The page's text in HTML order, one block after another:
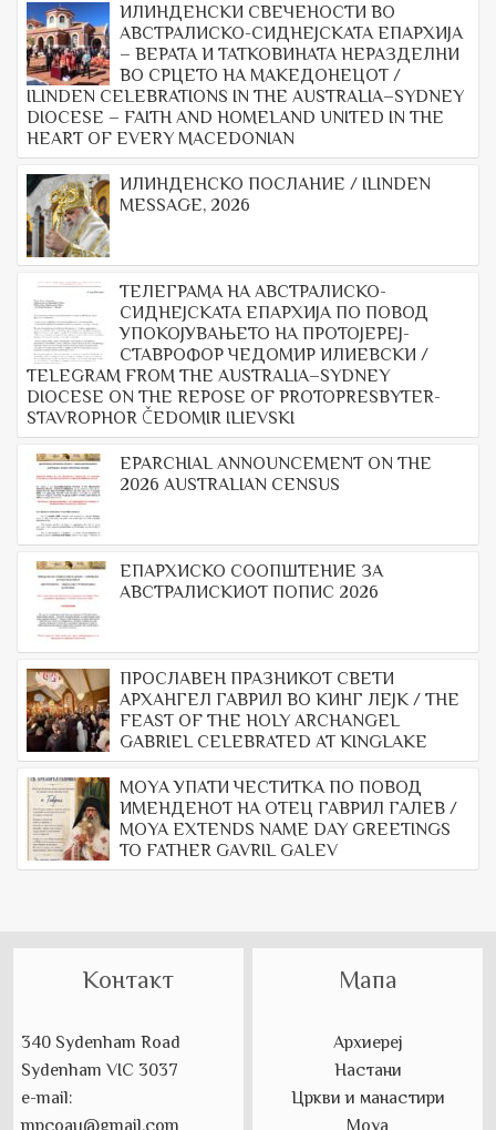
ИЛИНДЕНСКИ СВЕЧЕНОСТИ ВО
АВСТРАЛИСКО-СИДНЕЈСКАТА ЕПАРХИЈА
– ВЕРАТА И ТАТКОВИНАТА НЕРАЗДЕЛНИ
ВО СРЦЕТО НА МАКЕДОНЕЦОТ /
ILINDEN CELEBRATIONS IN THE AUSTRALIA–SYDNEY
DIOCESE – FAITH AND HOMELAND UNITED IN THE
HEART OF EVERY MACEDONIAN
ИЛИНДЕНСКО ПОСЛАНИЕ / ILINDEN
MESSAGE, 2026
ТЕЛЕГРАМА НА АВСТРАЛИСКО-
СИДНЕЈСКАТА ЕПАРХИЈА ПО ПОВОД
УПОКОЈУВАЊЕТО НА ПРОТОЈЕРЕЈ-
СТАВРОФОР ЧЕДОМИР ИЛИЕВСКИ /
TELEGRAM FROM THE AUSTRALIA–SYDNEY
DIOCESE ON THE REPOSE OF PROTOPRESBYTER-
STAVROPHOR ČEDOMIR ILIEVSKI
EPARCHIAL ANNOUNCEMENT ON THE
2026 AUSTRALIAN CENSUS
ЕПАРХИСКО СООПШТЕНИЕ ЗА
АВСТРАЛИСКИОТ ПОПИС 2026
ПРОСЛАВЕН ПРАЗНИКОТ СВЕТИ
АРХАНГЕЛ ГАВРИЛ ВО КИНГ ЛЕЈК / THE
FEAST OF THE HOLY ARCHANGEL
GABRIEL CELEBRATED AT KINGLAKE
МОYА УПАТИ ЧЕСТИТКА ПО ПОВОД
ИМЕНДЕНОТ НА ОТЕЦ ГАВРИЛ ГАЛЕВ /
MOYA EXTENDS NAME DAY GREETINGS
TO FATHER GAVRIL GALEV
Контакт
340 Sydenham Road
Sydenham VIC 3037
e-mail:
mpcoau@gmail.com
Мапа
Архиереј
Настани
Цркви и манастири
Моуа